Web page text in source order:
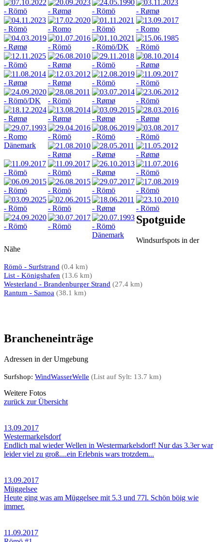
Spotguide
Windsurfspots in der
Nähe
Römö - Surfstrand (0.4 km)
List - Königshafen (13.6 km)
Westerland - Brandenburger Strand (27.4 km)
Rantum - Samoa (38.1 km)
Brancheneinträge
Adressen in der Umgebung
Surfshop: WindWasserWelle (List auf Sylt: 13.7 km)
Weitere Fotos
zurück zur Übersicht
13.09.2017
Westermarkelsdorf
Endlich mal wieder Wellen in Westermarkelsdorf! Nur das 3.3er war
leider viel zu groß....ein Erlebnis wars trotzdem...
13.09.2017
Müggelsee
Heute ging was am Müggelsee mit 5.3 und 77l. Schön böig wie
immer.
11.09.2017